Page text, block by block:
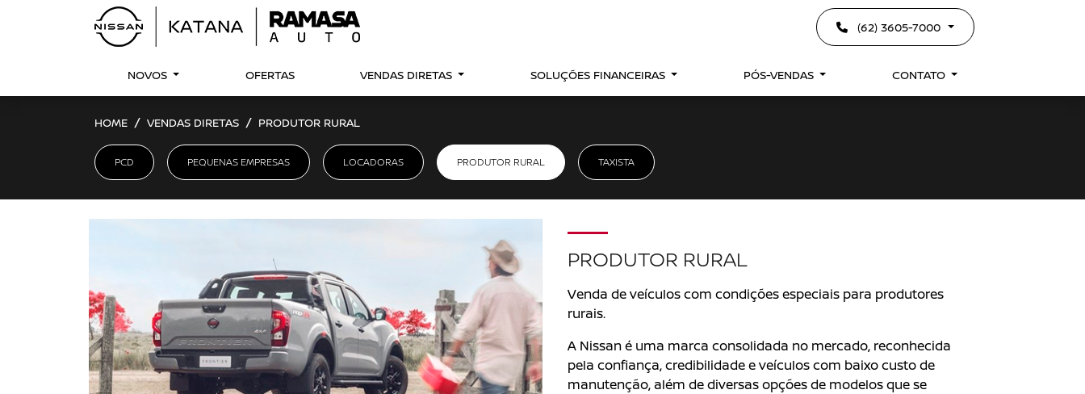
(62) 3605-7000
NOVOS OFERTAS VENDAS DIRETAS SOLUÇÕES FINANCEIRAS PÓS-VENDAS CONTATO
HOME VENDAS DIRETAS PRODUTOR RURAL
PCD PEQUENAS EMPRESAS LOCADORAS PRODUTOR RURAL TAXISTA
PRODUTOR RURAL
Venda de veículos com condições especiais para produtores
rurais.
A Nissan é uma marca consolidada no mercado, reconhecida
pela confiança, credibilidade e veículos com baixo custo de
manutenção, além de diversas opções de modelos que se